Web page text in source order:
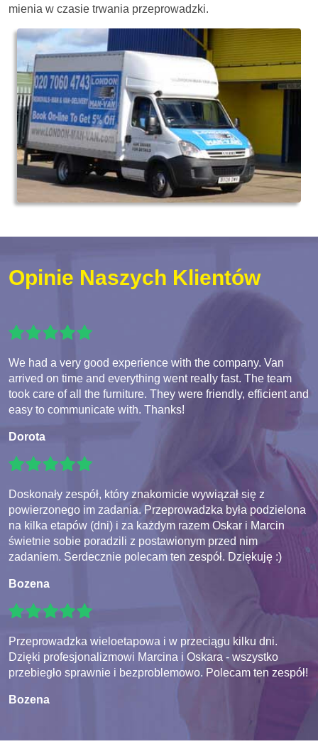
mienia w czasie trwania przeprowadzki.
Opinie Naszych Klientów
We had a very good experience with the company. Van
arrived on time and everything went really fast. The team
took care of all the furniture. They were friendly, efficient and
easy to communicate with. Thanks!
Dorota
Doskonały zespół, który znakomicie wywiązał się z
powierzonego im zadania. Przeprowadzka była podzielona
na kilka etapów (dni) i za każdym razem Oskar i Marcin
świetnie sobie poradzili z postawionym przed nim
zadaniem. Serdecznie polecam ten zespół. Dziękuję :)
Bozena
Przeprowadzka wieloetapowa i w przeciągu kilku dni.
Dzięki profesjonalizmowi Marcina i Oskara - wszystko
przebiegło sprawnie i bezproblemowo. Polecam ten zespół!
Bozena